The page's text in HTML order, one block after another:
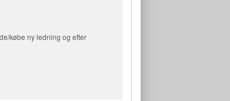
købe ny ledning og efter